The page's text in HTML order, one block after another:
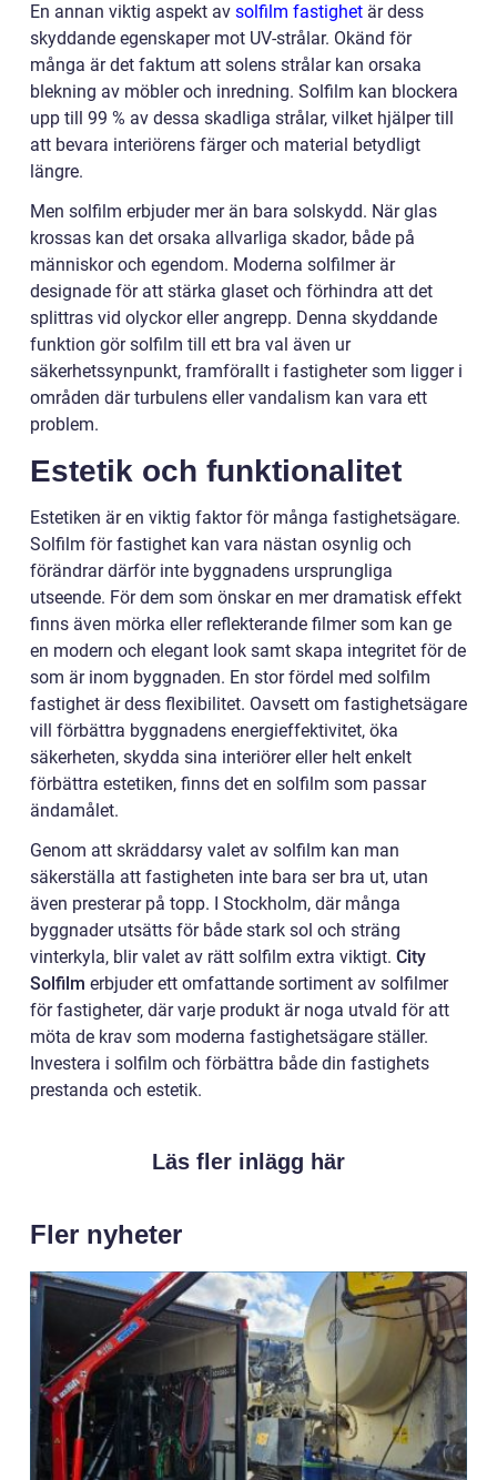
En annan viktig aspekt av solfilm fastighet är dess
skyddande egenskaper mot UV-strålar. Okänd för
många är det faktum att solens strålar kan orsaka
blekning av möbler och inredning. Solfilm kan blockera
upp till 99 % av dessa skadliga strålar, vilket hjälper till
att bevara interiörens färger och material betydligt
längre.
Men solfilm erbjuder mer än bara solskydd. När glas
krossas kan det orsaka allvarliga skador, både på
människor och egendom. Moderna solfilmer är
designade för att stärka glaset och förhindra att det
splittras vid olyckor eller angrepp. Denna skyddande
funktion gör solfilm till ett bra val även ur
säkerhetssynpunkt, framförallt i fastigheter som ligger i
områden där turbulens eller vandalism kan vara ett
problem.
Estetik och funktionalitet
Estetiken är en viktig faktor för många fastighetsägare.
Solfilm för fastighet kan vara nästan osynlig och
förändrar därför inte byggnadens ursprungliga
utseende. För dem som önskar en mer dramatisk effekt
finns även mörka eller reflekterande filmer som kan ge
en modern och elegant look samt skapa integritet för de
som är inom byggnaden. En stor fördel med solfilm
fastighet är dess flexibilitet. Oavsett om fastighetsägare
vill förbättra byggnadens energieffektivitet, öka
säkerheten, skydda sina interiörer eller helt enkelt
förbättra estetiken, finns det en solfilm som passar
ändamålet.
Genom att skräddarsy valet av solfilm kan man
säkerställa att fastigheten inte bara ser bra ut, utan
även presterar på topp. I Stockholm, där många
byggnader utsätts för både stark sol och sträng
vinterkyla, blir valet av rätt solfilm extra viktigt. City
Solfilm erbjuder ett omfattande sortiment av solfilmer
för fastigheter, där varje produkt är noga utvald för att
möta de krav som moderna fastighetsägare ställer.
Investera i solfilm och förbättra både din fastighets
prestanda och estetik.
Läs fler inlägg här
Fler nyheter